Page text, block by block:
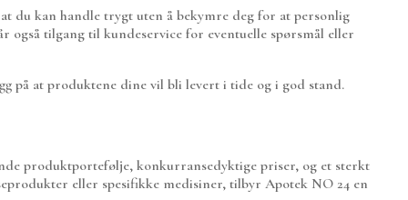
du kan handle trygt uten å bekymre deg for at personlig
tilgang til kundeservice for eventuelle spørsmål eller
på at produktene dine vil bli levert i tide og i god stand.
produktportefølje, konkurransedyktige priser, og et sterkt
eller spesifikke medisiner, tilbyr Apotek NO 24 en